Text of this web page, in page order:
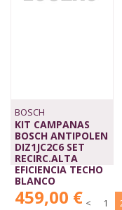
BOSCH
KIT CAMPANAS
BOSCH ANTIPOLEN
DIZ1JC2C6 SET
RECIRC.ALTA
EFICIENCIA TECHO
BLANCO
459,00 € < 1